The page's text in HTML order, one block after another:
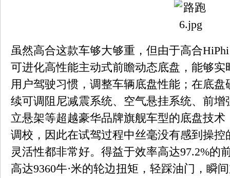
虽然高合这款车够大够重，但由于高合
可进化高性能主动式前瞻动态底盘，能够
用户驾驶习惯，调整车辆底盘性能；在底
续可调阻尼减震系统、空气悬挂系统、前
立悬架等超越豪华品牌旗舰车型的底盘技
调校，因此在试驾过程中丝毫没有感到操
灵活性都非常好。得益于效率高达97.2%的
高达9360牛·米的轮边扭矩，轻踩油门，瞬